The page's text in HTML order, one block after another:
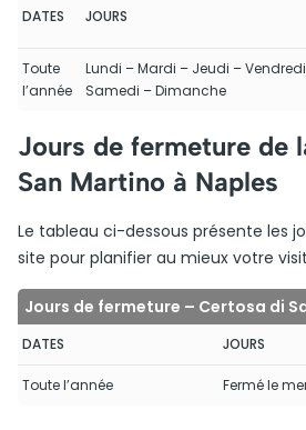
DATES JOURS
Toute
l’année
Lundi – Mardi – Jeudi –
Samedi – Dimanche
Jours de fermeture de
San Martino à Naples
Le tableau ci-dessous présente les
site pour planifier au mieux votre
Jours de fermeture – Certosa di
DATES JOURS
Toute l’année Fermé le